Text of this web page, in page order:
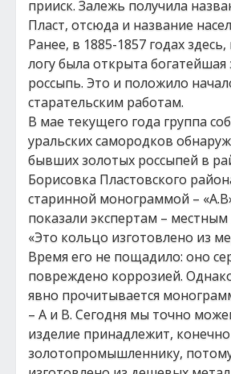
прииск. Залежь получила
Пласт, отсюда и название
Ранее, в 1885-1857 годах
логу была открыта богатейшая
россыпь. Это и положило
старательским работам.
В мае текущего года группа
уральских самородков
бывших золотых россыпей в
Борисовка Пластовского
старинной монограммой –
показали экспертам –
«Это кольцо изготовлено из
Время его не пощадило: оно
повреждено коррозией.
явно прочитывается
– А и В. Сегодня мы точно
изделие принадлежит,
золотопромышленнику,